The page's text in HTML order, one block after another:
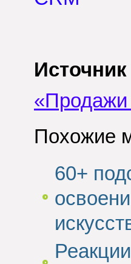
Похожие
60+